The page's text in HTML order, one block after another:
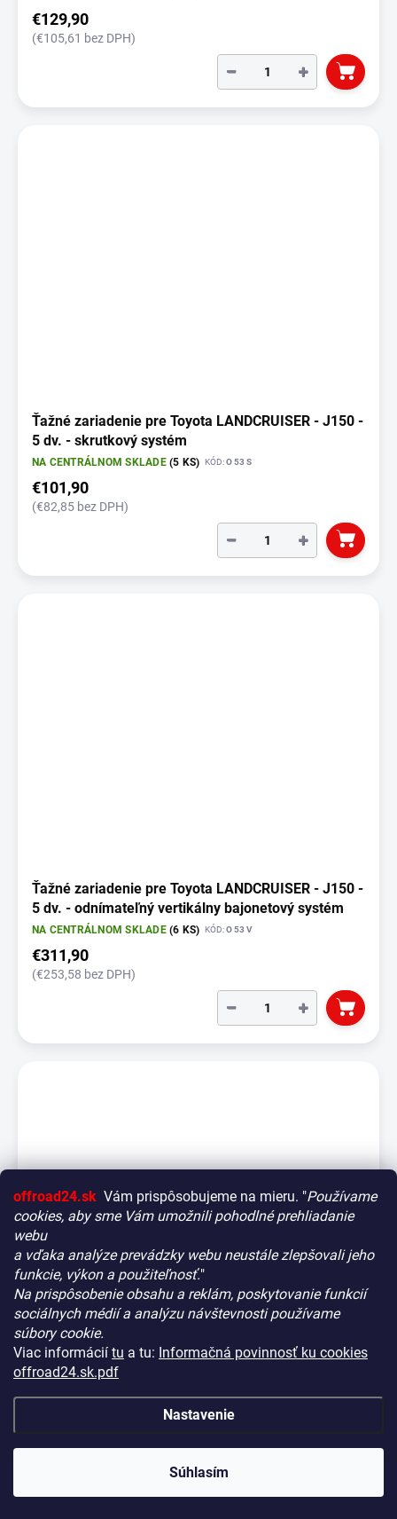
offroad24.sk Vám prispôsobujeme na mieru. "Používame
cookies, aby sme Vám umožnili pohodlné prehliadanie
webu
a vďaka analýze prevádzky webu neustále zlepšovali jeho
funkcie, výkon a použiteľnosť."
Na prispôsobenie obsahu a reklám, poskytovanie funkcií
sociálnych médií a analýzu návštevnosti používame
súbory cookie.
Viac informácií tu a tu: Informačná povinnosť ku cookies
offroad24.sk.pdf
Nastavenie
Súhlasím
Vitajte! Aby bolo hľadanie tých správnych dielov pre vaše
vozidlo čo najrýchlejšie a najpresnejšie, máme pre vás
malý tip:
Začnite výberom vášho vozidla– Týmto krokom si
zaistíte, že uvidíte len kompatibilné produkty.
filtre. Použite ich! Ušetria vám kopu času a pomôžu nájsť
presne to, čo hľadáte, behom sekúnd.
€129,90
(€105,61 bez DPH)
+
−
Ťažné zariadenie pre Toyota LANDCRUISER - J150 -
5 dv. - skrutkový systém
NA CENTRÁLNOM SKLADE(5 KS) KÓD:O 53 S
€101,90
(€82,85 bez DPH)
+
−
Ťažné zariadenie pre Toyota LANDCRUISER - J150 -
5 dv. - odnímateľný vertikálny bajonetový systém
NA CENTRÁLNOM SKLADE(6 KS) KÓD:O 53 V
€311,90
(€253,58 bez DPH)
+
−
Ťažné zariadenie pre Toyota HILUX -
AN110/AN120/AN130 - skrutkový systém
NA CENTRÁLNOM SKLADE(5 KS) KÓD:O 107 S
−